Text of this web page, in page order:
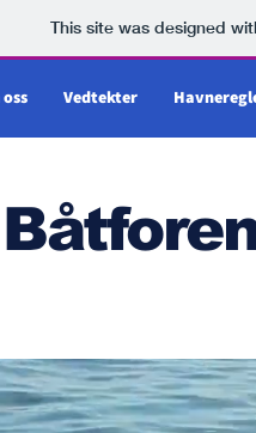
This site was designed
Vedtekter